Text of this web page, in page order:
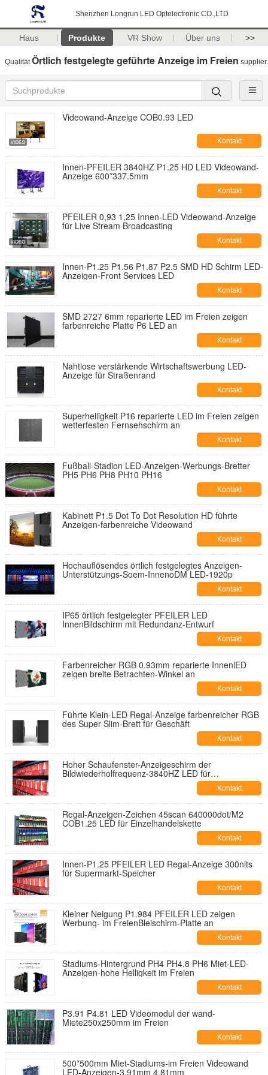
Shenzhen Longrun LED Optelectronic CO.,LTD
Haus Produkte VR Show Über uns >>
QualitätÖrtlich festgelegte geführte Anzeige im Freien supplier.
Videowand-Anzeige COB0.93 LED
Kontakt
Innen-PFEILER 3840HZ P1.25 HD LED Videowand-
Anzeige 600*337.5mm
Kontakt
PFEILER 0,93 1,25 Innen-LED Videowand-Anzeige
für Live Stream Broadcasting
Kontakt
Innen-P1.25 P1.56 P1.87 P2.5 SMD HD Schirm LED-
Anzeigen-Front Services LED
Kontakt
SMD 2727 6mm reparierte LED im Freien zeigen
farbenreiche Platte P6 LED an
Kontakt
Nahtlose verstärkende Wirtschaftswerbung LED-
Anzeige für Straßenrand
Kontakt
Superhelligkeit P16 reparierte LED im Freien zeigen
wetterfesten Fernsehschirm an
Kontakt
Fußball-Stadion LED-Anzeigen-Werbungs-Bretter
PH5 PH6 PH8 PH10 PH16
Kontakt
Kabinett P1.5 Dot To Dot Resolution HD führte
Anzeigen-farbenreiche Videowand
Kontakt
Hochauflösendes örtlich festgelegtes Anzeigen-
Unterstützungs-Soem-InnenoDM LED-1920p
Kontakt
IP65 örtlich festgelegter PFEILER LED
InnenBildschirm mit Redundanz-Entwurf
Kontakt
Farbenreicher RGB 0.93mm reparierte InnenlED
zeigen breite Betrachten-Winkel an
Kontakt
Führte Klein-LED Regal-Anzeige farbenreicher RGB
des Super Slim-Brett für Geschäft
Kontakt
Hoher Schaufenster-Anzeigeschirm der
Bildwiederholfrequenz-3840HZ LED für
Kontakt
Regal-Anzeigen-Zeichen 45scan 640000dot/M2
COB1.25 LED für Einzelhandelskette
Kontakt
Innen-P1.25 PFEILER LED Regal-Anzeige 300nits
für Supermarkt-Speicher
Kontakt
Kleiner Neigung P1.984 PFEILER LED zeigen
Werbung- im FreienBleischirm-Platte an
Kontakt
Stadiums-Hintergrund PH4 PH4.8 PH6 Miet-LED-
Anzeigen-hohe Helligkeit im Freien
Kontakt
P3.91 P4.81 LED Videomodul der wand-
Miete250x250mm im Freien
Kontakt
500*500mm Miet-Stadiums-im Freien Videowand
LED-Anzeigen-3.91mm 4.81mm